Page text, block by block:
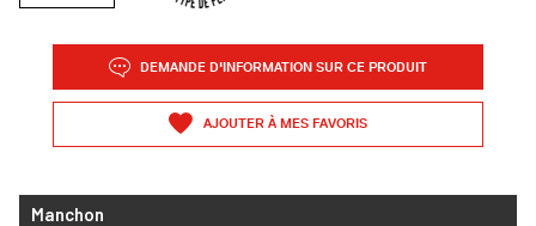
DEMANDE D'INFORMATION SUR CE PRODUIT
AJOUTER À MES FAVORIS
Manchon